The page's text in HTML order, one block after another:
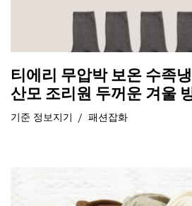
티에리 무압박 보온 수족
산모 조리원 두꺼운 겨울
기준 정보지기 패션잡화